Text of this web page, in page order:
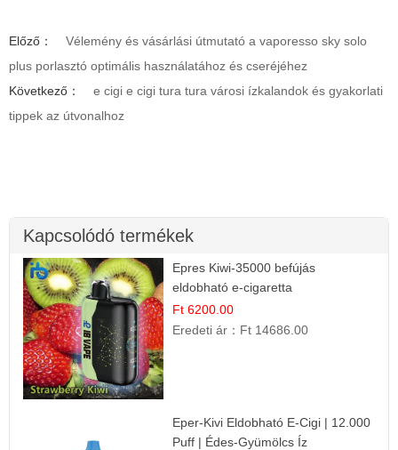
Előző：
Vélemény és vásárlási útmutató a vaporesso sky solo
plus porlasztó optimális használatához és cseréjéhez
Következő：
e cigi e cigi tura tura városi ízkalandok és gyakorlati
tippek az útvonalhoz
Kapcsolódó termékek
Epres Kiwi-35000 befújás
eldobható e-cigaretta
Ft 6200.00
Eredeti ár： Ft 14686.00
Eper-Kivi Eldobható E-Cigi | 12.000
Puff | Édes-Gyümölcs Íz